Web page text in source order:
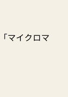
マイクロマ